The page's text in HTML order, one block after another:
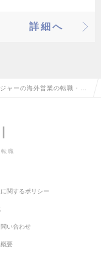
詳細へ
ャーの海外営業の転職・求
職
関するポリシー
い合わせ
要